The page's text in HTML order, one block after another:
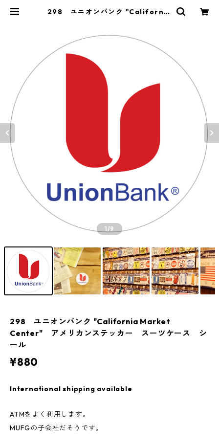
298 ユニオンバンク "California
market
1/9
298 ユニオンバンク "California Market
Center" アメリカンステッカー スーツケース シ
ール
¥880
International shipping available
ATMをよく利用します。
MUFGの子会社だそうです。